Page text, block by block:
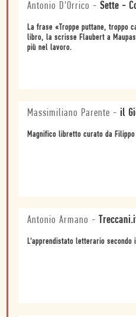
Antonio D'Orrico - Sette -
La frase «Troppe puttane, troppo
libro, la scrisse Flaubert a
più nel lavoro.
Massimiliano Parente - il
Magnifico libretto curato da Filippo
Antonio Armano -
L'apprendistato letterario secondo